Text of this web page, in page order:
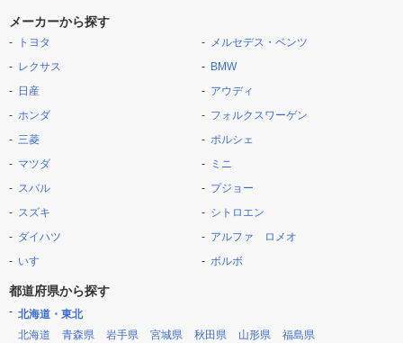
メーカーから探す
トヨタ
レクサス
日産
ホンダ
三菱
マツダ
スバル
スズキ
ダイハツ
いすゞ
メルセデス・ベンツ
BMW
アウディ
フォルクスワーゲン
ポルシェ
ミニ
プジョー
シトロエン
アルファ ロメオ
ボルボ
都道府県から探す
北海道・東北
北海道
青森県 岩手県 宮城県 秋田県 山形県 福島県